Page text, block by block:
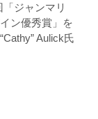
ジャンマリ
ン優秀賞」を
Aulick氏